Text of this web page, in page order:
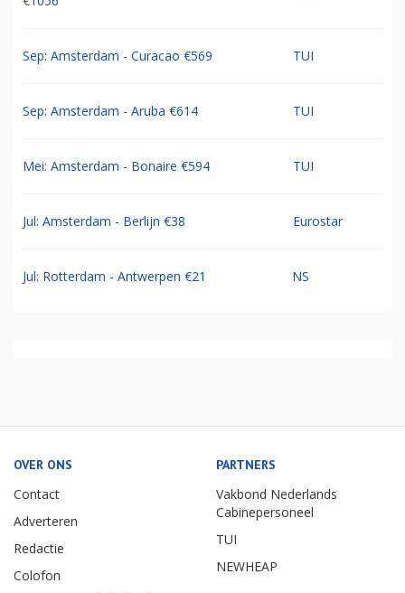
Sep: Amsterdam - Curacao €569 TUI
Sep: Amsterdam - Aruba €614 TUI
Mei: Amsterdam - Bonaire €594 TUI
Jul: Amsterdam - Berlijn €38 Eurostar
Jul: Rotterdam - Antwerpen €21 NS
OVER ONS
Contact
Adverteren
Redactie
Colofon
PARTNERS
Vakbond Nederlands
Cabinepersoneel
TUI
NEWHEAP